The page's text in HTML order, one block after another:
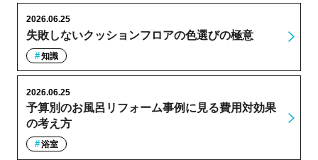
失敗しないクッションフロアの色選びの極意
2026.06.25
知識
予算別のお風呂リフォーム事例に見る費用対効果
の考え方
2026.06.25
浴室